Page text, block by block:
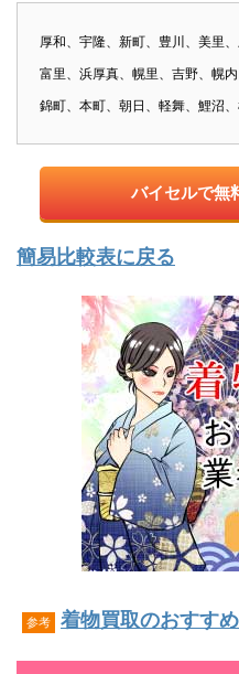
厚和、宇隆、新町、豊川、美里
富里、浜厚真、幌里、吉野、幌
錦町、本町、朝日、軽舞、鯉沼
バイセルで無
簡易比較表に戻る
参考 着物買取のおすす